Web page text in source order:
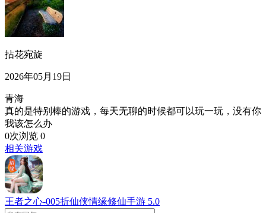
拈花宛旋
2026年05月19日
青海
真的是特别棒的游戏，每天无聊的时候都可以玩一玩，没有你
我该怎么办
0次浏览 0
相关游戏
王者之心-005折仙侠情缘修仙手游 5.0